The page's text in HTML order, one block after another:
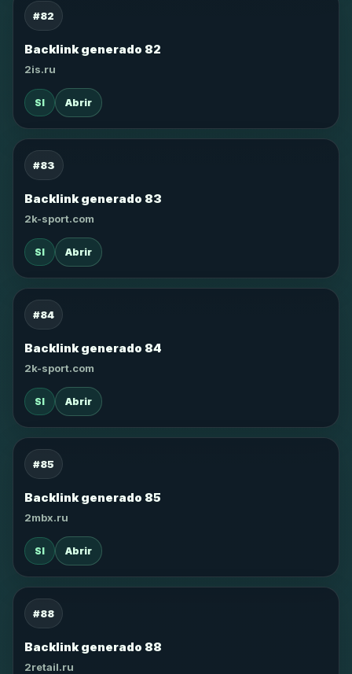
#82
Backlink generado 82
2is.ru
SI Abrir
#83
Backlink generado 83
2k-sport.com
SI Abrir
#84
Backlink generado 84
2k-sport.com
SI Abrir
#85
Backlink generado 85
2mbx.ru
SI Abrir
#88
Backlink generado 88
2retail.ru